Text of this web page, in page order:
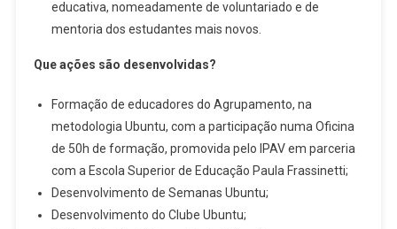
educativa, nomeadamente de voluntariado e de
mentoria dos estudantes mais novos.
Que ações são desenvolvidas?
Formação de educadores do Agrupamento, na
metodologia Ubuntu, com a participação numa Oficina
de 50h de formação, promovida pelo IPAV em parceria
com a Escola Superior de Educação Paula Frassinetti;
Desenvolvimento de Semanas Ubuntu;
Desenvolvimento do Clube Ubuntu;